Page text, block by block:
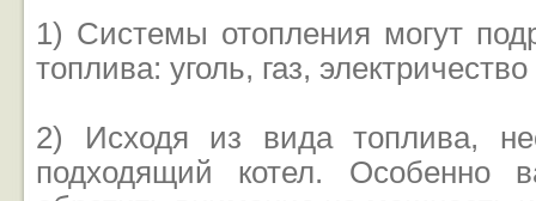
1) Системы отопления могут
топлива: уголь, газ,
2) Исходя из вида топлива,
подходящий котел. Особенно